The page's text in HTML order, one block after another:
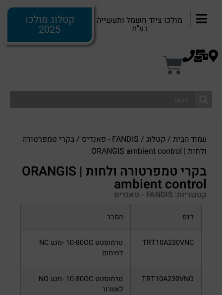
מולכו ציוד חשמל ותעשייה
בע"מ
קטלוג מולכו
2025
עמוד הבית / קטלוג / FANDIS - פאנדיס
/ בקרי טמפרטורה
ולחות | ORANGIS ambient control
בקרי טמפרטורה ולחות | ORANGIS
ambient control
קטגוריות: FANDIS - פאנדיס
דגם הסבר
TRT10A230VNC
טרמוסטט 10-80OC -מגע NC
לחימום
TRT10A230VNO טרמוסטט 10-80OC -מגע
NO
לאוורור